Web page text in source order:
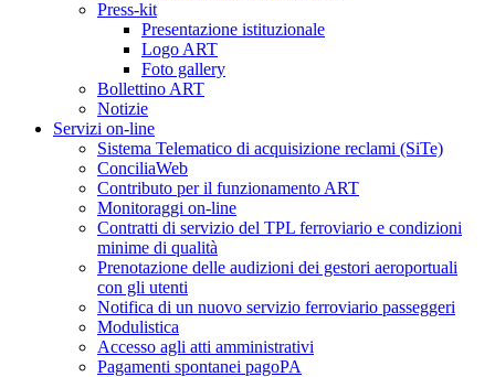
Press-kit
Presentazione istituzionale
Logo ART
Foto gallery
Bollettino ART
Notizie
Servizi on-line
Sistema Telematico di acquisizione reclami (SiTe)
ConciliaWeb
Contributo per il funzionamento ART
Monitoraggi on-line
Contratti di servizio del TPL ferroviario e condizioni
minime di qualità
Prenotazione delle audizioni dei gestori aeroportuali
con gli utenti
Notifica di un nuovo servizio ferroviario passeggeri
Modulistica
Accesso agli atti amministrativi
Pagamenti spontanei pagoPA